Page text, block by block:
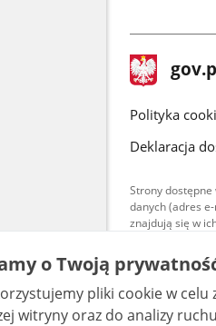
stopka
gov.pl
Polityka
Deklaracja
Strony
danych (adres
znajdują się w
o Twoją
pliki cookie w
witryny oraz do analizy ruchu i